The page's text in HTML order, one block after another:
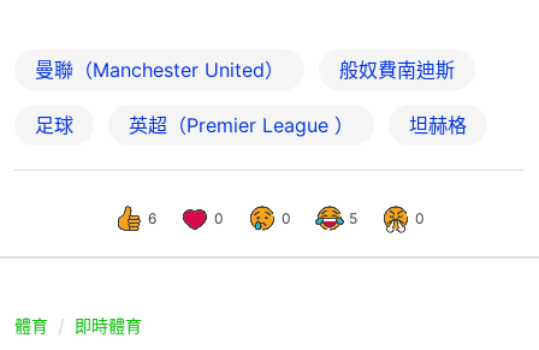
曼聯（Manchester United） 般奴費南迪斯
足球 英超（Premier League ） 坦赫格
6 0 0 5 0
體育 即時體育